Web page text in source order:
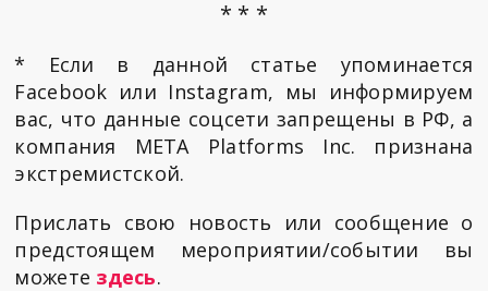
* * *
* Если в данной статье упоминается
Facebook или Instagram, мы информируем
вас, что данные соцсети запрещены в РФ, а
компания META Platforms Inc. признана
экстремистской.
Прислать свою новость или сообщение о
предстоящем мероприятии/событии вы
можете здесь.